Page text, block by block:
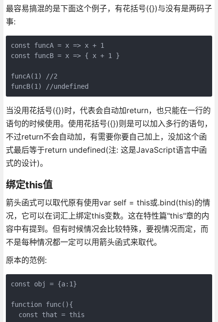
最容易搞混的是下面这个例子，有花括号({})与没有是两码子
事:
const funcA = x => x + 1
const funcB = x => { x + 1 }
funcA(1) //2
当没用花括号({})时，代表会自动加return，也只能在一行的
语句的时候使用。使用花括号({})则是可以加入多行的语句，
不过return不会自动加，有需要你要自己加上，没加这个函
式最后等于return undefined(注: 这是JavaScript语言中函
式的设计)。
绑定this值
箭头函式可以取代原有使用var self = this或.bind(this)的情
况，它可以在词汇上绑定this变数。这在特性篇"this"章的内
容中有提到。但有时候情况会比较特殊，要视情况而定，而
不是每种情况都一定可以用箭头函式来取代。
原本的范例:
const obj = {a:1}
function func(){
  const that = this